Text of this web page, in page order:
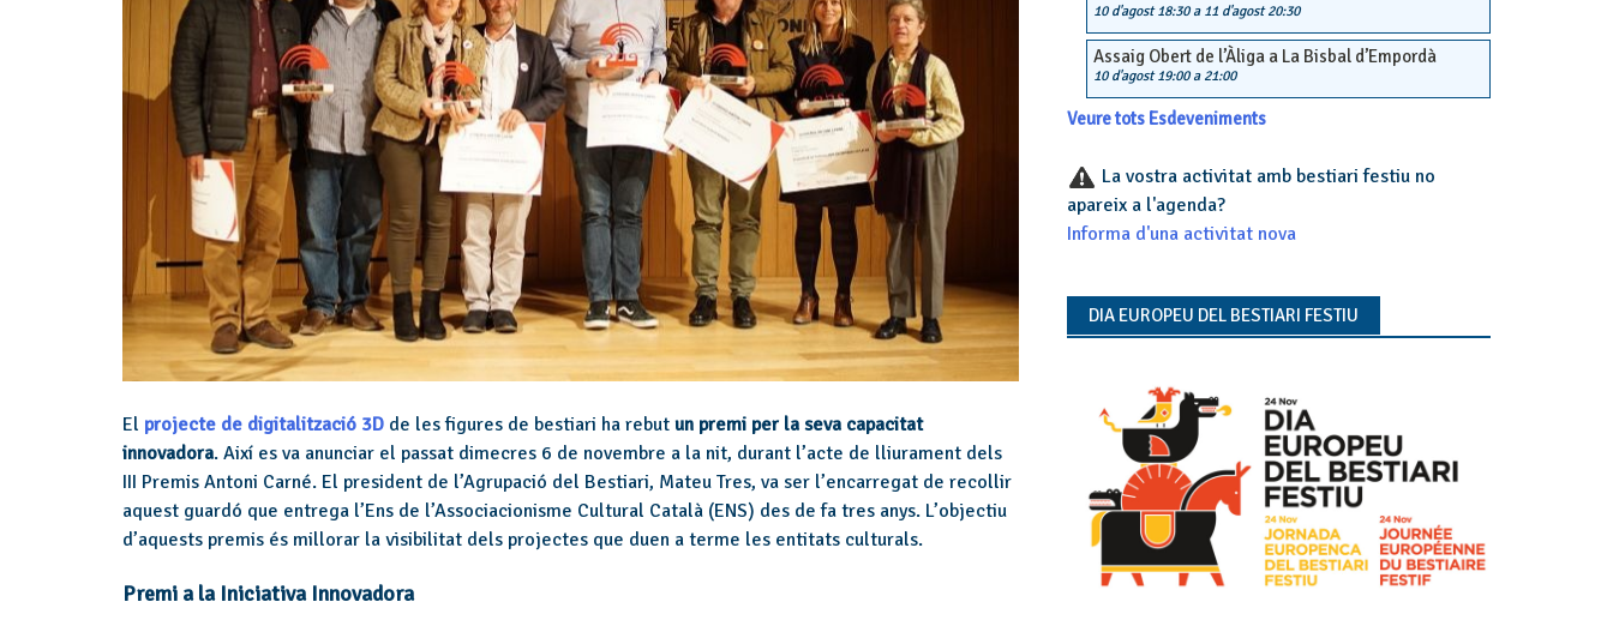
El projecte de digitalització 3D de les figures de bestiari ha rebut un premi per la seva capacitat
innovadora. Així es va anunciar el passat dimecres 6 de novembre a la nit, durant l’acte de lliurament dels
III Premis Antoni Carné. El president de l’Agrupació del Bestiari, Mateu Tres, va ser l’encarregat de recollir
aquest guardó que entrega l’Ens de l’Associacionisme Cultural Català (ENS) des de fa tres anys. L’objectiu
d’aquests premis és millorar la visibilitat dels projectes que duen a terme les entitats culturals.
Premi a la Iniciativa Innovadora
10 d'agost 18:30a 11 d'agost 20:30
Assaig Obert de l’Àliga a La Bisbal d’Empordà
10 d'agost 19:00a 21:00
Veure tots Esdeveniments
La vostra activitat amb bestiari festiu no
apareix a l'agenda?
Informa d'una activitat nova
DIA EUROPEU DEL BESTIARI FESTIU